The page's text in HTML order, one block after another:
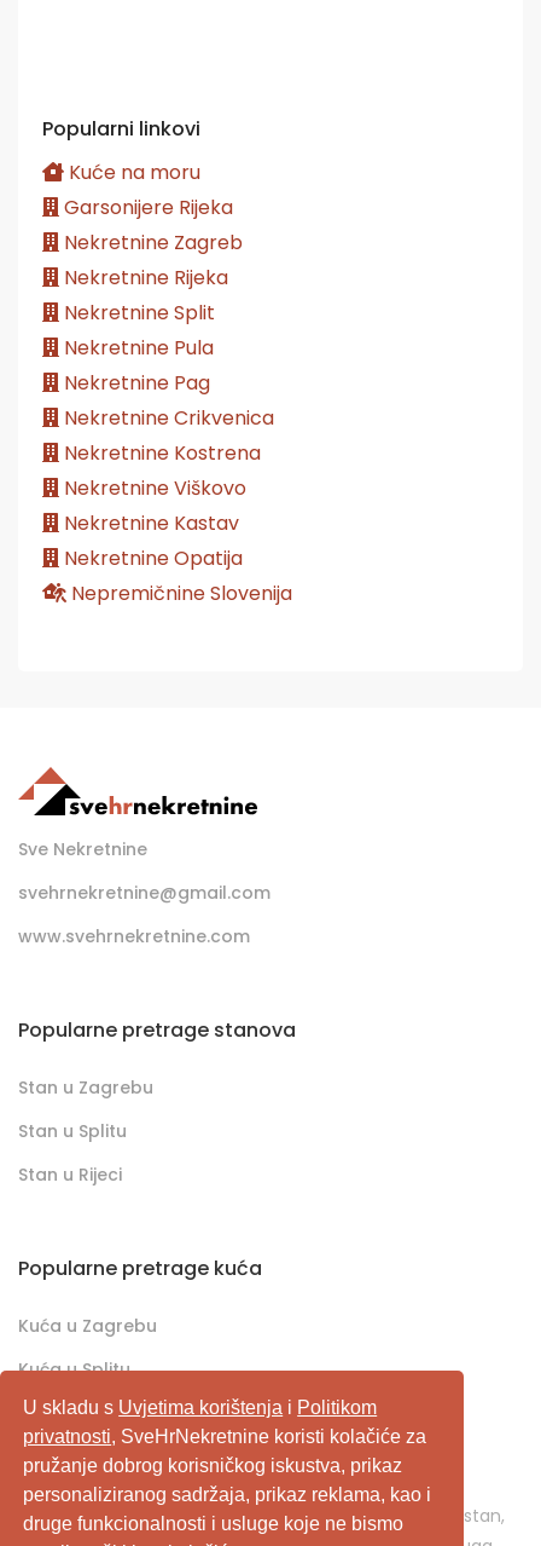
U skladu s Uvjetima korištenja i Politikom
privatnosti, SveHrNekretnine koristi kolačiće za
pružanje dobrog korisničkog iskustva, prikaz
personaliziranog sadržaja, prikaz reklama, kao i
druge funkcionalnosti i usluge koje ne bismo
Popularni linkovi
Kuće na moru
Garsonijere Rijeka
Nekretnine Zagreb
Nekretnine Rijeka
Nekretnine Split
Nekretnine Pula
Nekretnine Pag
Nekretnine Crikvenica
Nekretnine Kostrena
Nekretnine Viškovo
Nekretnine Kastav
Nekretnine Opatija
Nepremičnine Slovenija
Sve Nekretnine
svehrnekretnine@gmail.com
www.svehrnekretnine.com
Popularne pretrage stanova
Stan u Zagrebu
Stan u Splitu
Stan u Rijeci
Popularne pretrage kuća
Kuća u Zagrebu
Kuća u Splitu
Kuća u Rijeci
SveHrNekretnine.com predstavlja sveobuhvatan
pretraživač/oglašivač nekretnina. Ukoliko je u pitanju stan,